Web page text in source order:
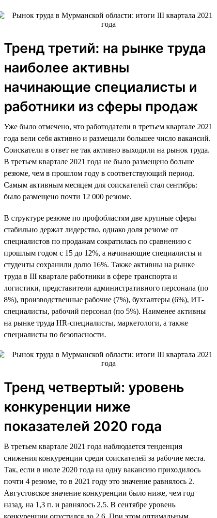
Тренд третий: на рынке труда
наиболее активны
начинающие специалисты и
работники из сферы продаж
Уже было отмечено, что работодатели в третьем квартале 2021
года вели себя активно и размещали большее число вакансий.
Соискатели в ответ не так активно выходили на рынок труда.
В третьем квартале 2021 года не было размещено больше
резюме, чем в прошлом году в соответствующий период.
Самым активным месяцем для соискателей стал сентябрь:
было размещено почти 12 000 резюме.
В структуре резюме по профобластям две крупные сферы
стабильно держат лидерство, однако доля резюме от
специалистов по продажам сократилась по сравнению с
прошлым годом с 15 до 12%, а начинающие специалисты и
студенты сохранили долю 16%. Также активны на рынке
труда в III квартале работники в сфере транспорта и
логистики, представители административного персонала (по
8%), производственные рабочие (7%), бухгалтеры (6%), ИТ-
специалисты, рабочий персонал (по 5%). Наименее активны
на рынке труда HR-специалисты, маркетологи, а также
специалисты по безопасности.
Тренд четвертый: уровень
конкуренции ниже
показателей 2020 года
В третьем квартале 2021 года наблюдается тенденция
снижения конкуренции среди соискателей за рабочие места.
Так, если в июле 2020 года на одну вакансию приходилось
почти 4 резюме, то в 2021 году это значение равнялось 2.
Августовское значение конкуренции было ниже, чем год
назад, на 1,3 п. и равнялось 2,5. В сентябре уровень
конкуренции опустился до 2,6. При этом оптимальным